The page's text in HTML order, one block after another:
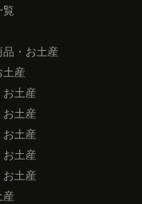
・お土産
土産
お土産
お土産
お土産
お土産
土産
産